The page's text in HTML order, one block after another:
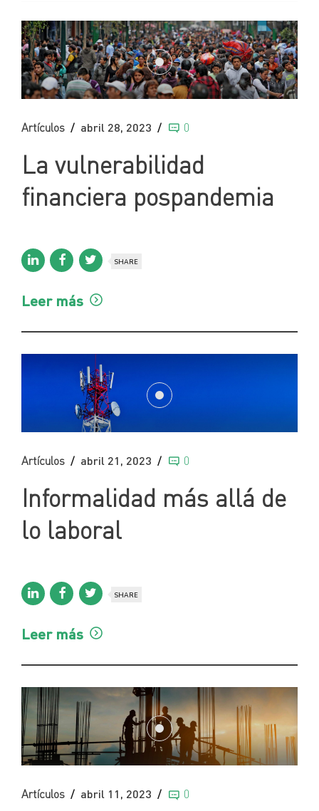
Artículos abril 28, 2023 0
La vulnerabilidad
financiera pospandemia
SHARE
Leer más
Artículos abril 21, 2023 0
Informalidad más allá de
lo laboral
SHARE
Leer más
Artículos abril 11, 2023 0